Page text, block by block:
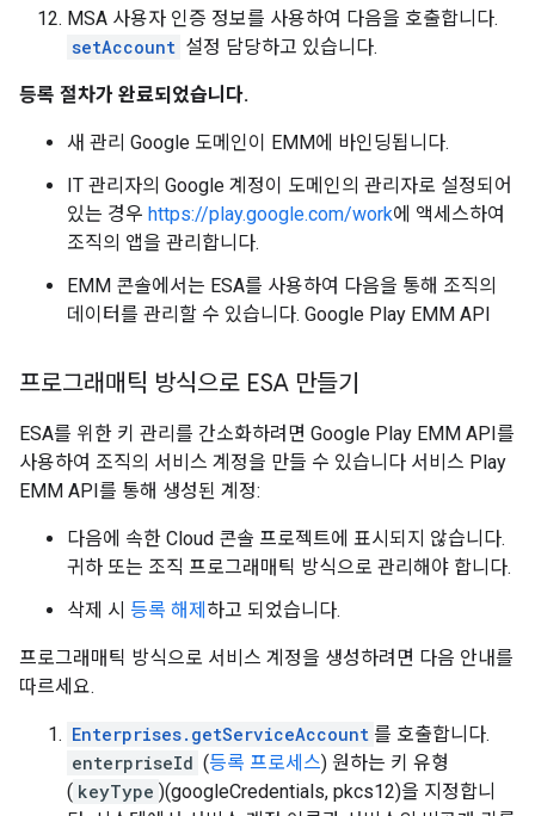
MSA 사용자 인증 정보를 사용하여 다음을 호출합니다.
setAccount 설정 담당하고 있습니다.
등록 절차가 완료되었습니다.
새 관리 Google 도메인이 EMM에 바인딩됩니다.
IT 관리자의 Google 계정이 도메인의 관리자로 설정되어
있는 경우 https://play.google.com/work에 액세스하여
조직의 앱을 관리합니다.
EMM 콘솔에서는 ESA를 사용하여 다음을 통해 조직의
데이터를 관리할 수 있습니다. Google Play EMM API
프로그래매틱 방식으로 ESA 만들기
ESA를 위한 키 관리를 간소화하려면 Google Play EMM API를
사용하여 조직의 서비스 계정을 만들 수 있습니다 서비스 Play
EMM API를 통해 생성된 계정:
다음에 속한 Cloud 콘솔 프로젝트에 표시되지 않습니다.
귀하 또는 조직 프로그래매틱 방식으로 관리해야 합니다.
삭제 시 등록 해제 하고 되었습니다.
프로그래매틱 방식으로 서비스 계정을 생성하려면 다음 안내를
따르세요.
Enterprises.getServiceAccount 를 호출합니다.
enterpriseId (등록 프로세스) 원하는 키 유형
( keyType )(googleCredentials, pkcs12)을 지정합니